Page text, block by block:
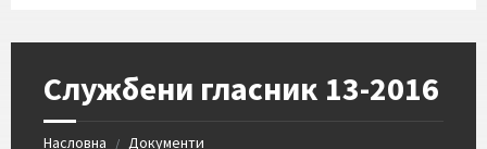
Службени гласник 13-2016
Насловна / Документи